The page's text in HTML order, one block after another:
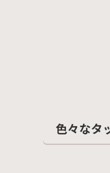
色々なタ